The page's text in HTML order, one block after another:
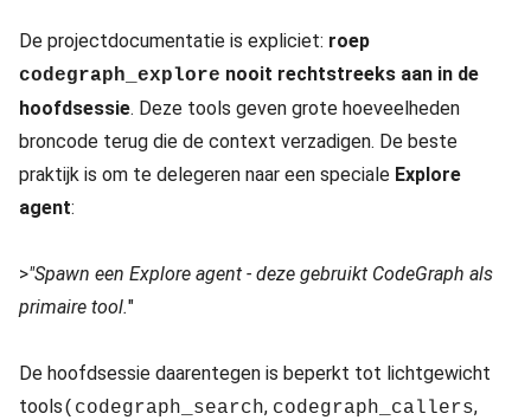
De projectdocumentatie is expliciet: roep
codegraph_explore nooit rechtstreeks aan in de
hoofdsessie. Deze tools geven grote hoeveelheden
broncode terug die de context verzadigen. De beste
praktijk is om te delegeren naar een speciale Explore
agent:
>"Spawn een Explore agent - deze gebruikt CodeGraph als
primaire tool."
De hoofdsessie daarentegen is beperkt tot lichtgewicht
tools(codegraph_search, codegraph_callers,